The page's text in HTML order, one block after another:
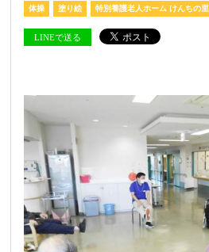
体操 塗り絵 特別養護老人ホーム けんちの里
LINEで送る